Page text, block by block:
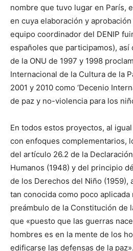
nombre que tuvo lugar en París,
en cuya elaboración y
equipo coordinador del DENIP
españoles que participamos), así
de la ONU de 1997 y 1998
Internacional de la Cultura de la
2001 y 2010 como ‘Decenio
de paz y no-violencia para los
En todos estos proyectos, al
con enfoques complementarios,
del artículo 26.2 de la
Humanos (1948) y del principio
de los Derechos del Niño (1959),
tan conocida como poco
preámbulo de la Constitución de
que «puesto que las guerras
hombres es en la mente de los
edificarse las defensas de la paz».